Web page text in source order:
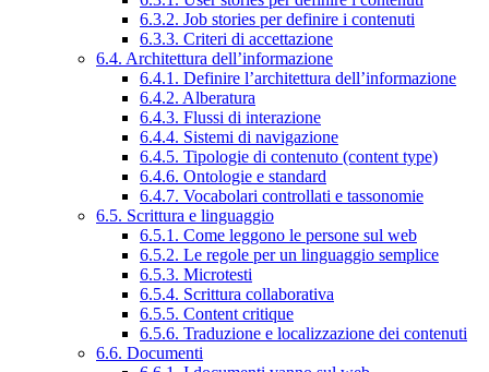
6.3.2. Job stories per definire i contenuti
6.3.3. Criteri di accettazione
6.4. Architettura dell’informazione
6.4.1. Definire l’architettura dell’informazione
6.4.2. Alberatura
6.4.3. Flussi di interazione
6.4.4. Sistemi di navigazione
6.4.5. Tipologie di contenuto (content type)
6.4.6. Ontologie e standard
6.4.7. Vocabolari controllati e tassonomie
6.5. Scrittura e linguaggio
6.5.1. Come leggono le persone sul web
6.5.2. Le regole per un linguaggio semplice
6.5.3. Microtesti
6.5.4. Scrittura collaborativa
6.5.5. Content critique
6.5.6. Traduzione e localizzazione dei contenuti
6.6. Documenti